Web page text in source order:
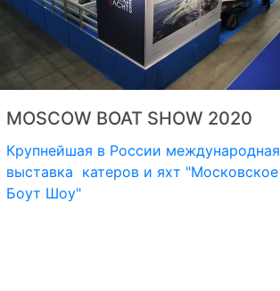
MOSCOW BOAT SHOW 2020
Крупнейшая в России международная
выставка катеров и яхт "Московское
Боут Шоу"